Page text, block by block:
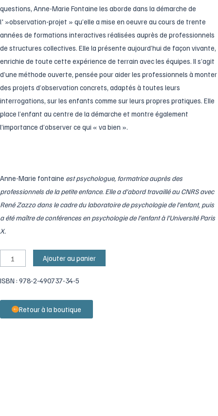
questions, Anne-Marie Fontaine les aborde dans la démarche de
l' »observation-projet » qu’elle a mise en oeuvre au cours de trente
années de formations interactives réalisées auprès de professionnels
de structures collectives. Elle la présente aujourd’hui de façon vivante,
enrichie de toute cette expérience de terrain avec les équipes. Il s’agit
d’une méthode ouverte, pensée pour aider les professionnels à monter
des projets d’observation concrets, adaptés à toutes leurs
interrogations, sur les enfants comme sur leurs propres pratiques. Elle
place l’enfant au centre de la démarche et montre également
l’importance d’observer ce qui « va bien ».
Anne-Marie fontaine est psychologue, formatrice auprès des
professionnels de la petite enfance. Elle a d’abord travaillé au CNRS avec
René Zazzo dans le cadre du laboratoire de psychologie de l’enfant, puis
a été maître de conférences en psychologie de l’enfant à l’Université Paris
X.
quantité
de
L'observation
Ajouter au panier
ISBN : 978-2-490737-34-5
Retour à la boutique